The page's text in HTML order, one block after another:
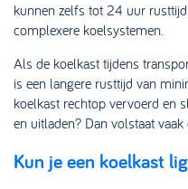
kunnen zelfs tot 24 uur
complexere koelsystemen.
Als de koelkast tijdens
is een langere rusttijd van
koelkast rechtop vervoerd en
en uitladen? Dan volstaat
Kun je een koelkast